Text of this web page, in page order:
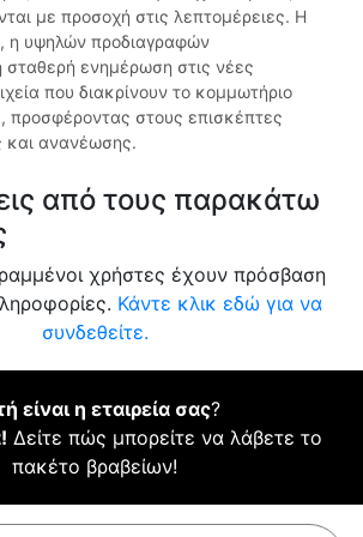
με προσοχή στις λεπτομέρειες. Η
η υψηλών προδιαγραφών
σταθερή ενημέρωση στις νέες
που διακρίνουν το κομμωτήριο
προσφέροντας στους επισκέπτες
και ανανέωσης.
από τους παρακάτω
χρήστες έχουν πρόσβαση
Κάντε κλικ εδώ για να
συνδεθείτε.
είναι η εταιρεία σας?
Δείτε πώς μπορείτε να λάβετε το
πακέτο βραβείων!